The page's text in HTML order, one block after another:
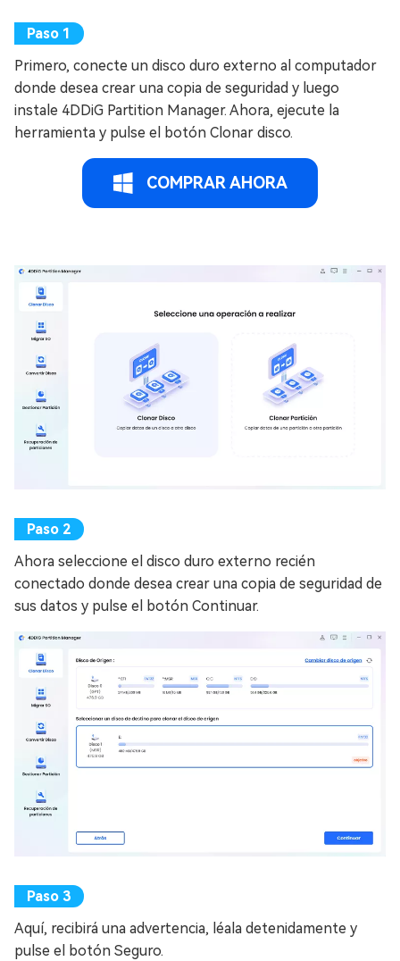
Primero, conecte un disco duro externo al computador
donde desea crear una copia de seguridad y luego
instale 4DDiG Partition Manager. Ahora, ejecute la
herramienta y pulse el botón Clonar disco.
COMPRAR AHORA
Ahora seleccione el disco duro externo recién
conectado donde desea crear una copia de seguridad de
sus datos y pulse el botón Continuar.
Aquí, recibirá una advertencia, léala detenidamente y
pulse el botón Seguro.